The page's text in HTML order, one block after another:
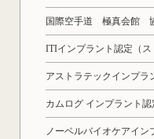
国際空手道 極真会館
ITIインプラント認定（ス
アストラテックインプラ
カムログ インプラント認
ノーベルバイオケアイン